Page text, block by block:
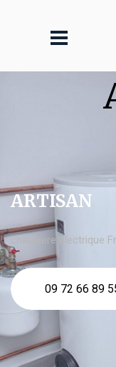
ARTISAN
chaudière électrique
09 72 66 89